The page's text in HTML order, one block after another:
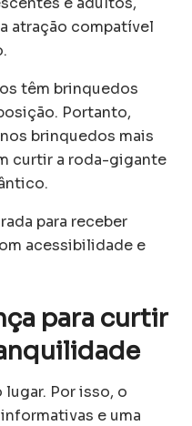
atração compatível
têm brinquedos
Portanto,
brinquedos mais
curtir a roda-gigante
para receber
acessibilidade e
para curtir
Por isso, o
e uma